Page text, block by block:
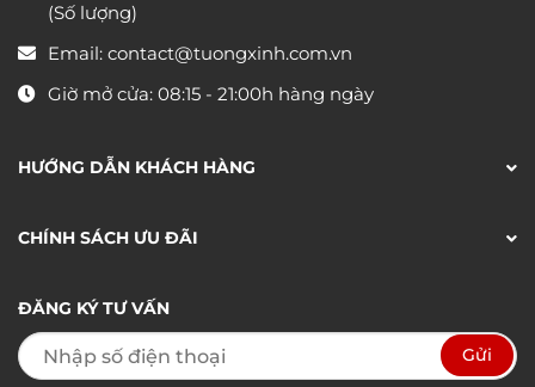
(Số lượng)
Email: contact@tuongxinh.com.vn
Giờ mở cửa: 08:15 - 21:00h hàng ngày
HƯỚNG DẪN KHÁCH HÀNG
CHÍNH SÁCH ƯU ĐÃI
ĐĂNG KÝ TƯ VẤN